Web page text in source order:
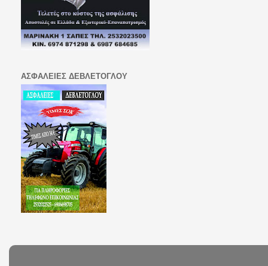
ΑΣΦΑΛΕΙΕΣ ΔΕΒΛΕΤΟΓΛΟΥ